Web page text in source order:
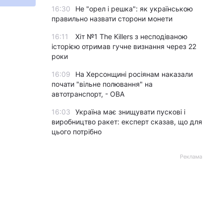
16:30
Не "орел і решка": як українською
правильно назвати сторони монети
16:11
Хіт №1 The Killers з несподіваною
історією отримав гучне визнання через 22
роки
16:09
На Херсонщині росіянам наказали
почати "вільне полювання" на
автотранспорт, - ОВА
16:03
Україна має знищувати пускові і
виробництво ракет: експерт сказав, що для
цього потрібно
Реклама